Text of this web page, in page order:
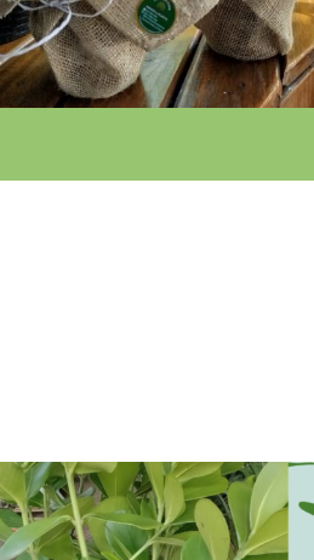
Temperos para decoração
Chás e temperos